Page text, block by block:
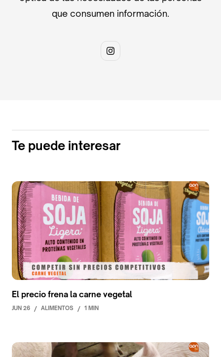
que consumen información.
Te puede interesar
El precio frena la carne vegetal
JUN 26 / ALIMENTOS / 1 MIN